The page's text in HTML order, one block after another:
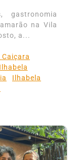
gastronomia
na Vila
a...
Ilhabela